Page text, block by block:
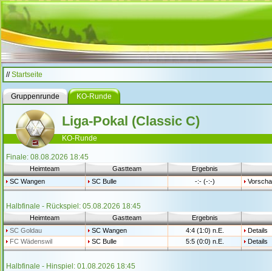
//Startseite
Gruppenrunde KO-Runde
Liga-Pokal (Classic C)
KO-Runde
Finale: 08.08.2026 18:45
Heimteam Gastteam
Ergebnis
SC Wangen
SC Bulle -:- (-:-)
Halbfinale - Rückspiel: 05.08.2026 18:45
Heimteam Gastteam
Ergebnis
SC Goldau
SC Wangen 4:4 (1:0) n.E.
Details
FC Wädenswil
SC Bulle 5:5 (0:0) n.E. Details
Halbfinale - Hinspiel: 01.08.2026 18:45